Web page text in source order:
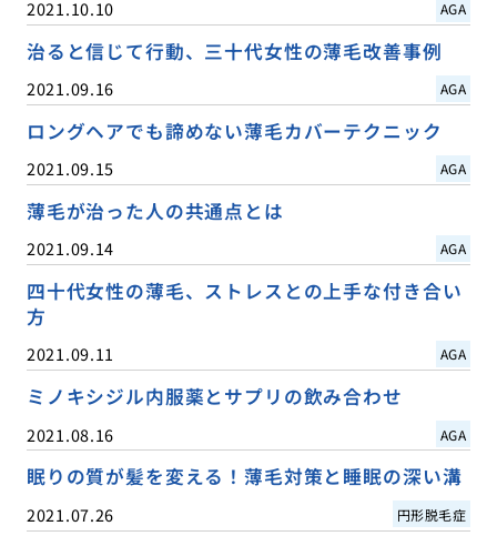
2021.10.10 AGA
治ると信じて行動、三十代女性の薄毛改善事例
2021.09.16 AGA
ロングヘアでも諦めない薄毛カバーテクニック
2021.09.15 AGA
薄毛が治った人の共通点とは
2021.09.14 AGA
四十代女性の薄毛、ストレスとの上手な付き合い
方
2021.09.11 AGA
ミノキシジル内服薬とサプリの飲み合わせ
2021.08.16 AGA
眠りの質が髪を変える！薄毛対策と睡眠の深い溝
2021.07.26 円形脱毛症